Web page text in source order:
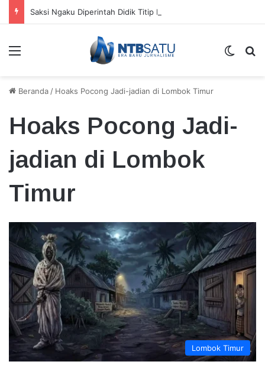
Menu
Beranda / Hoaks Pocong Jadi-jadian di Lombok Timur
Hoaks Pocong Jadi-
jadian di Lombok
Timur
Lombok Timur